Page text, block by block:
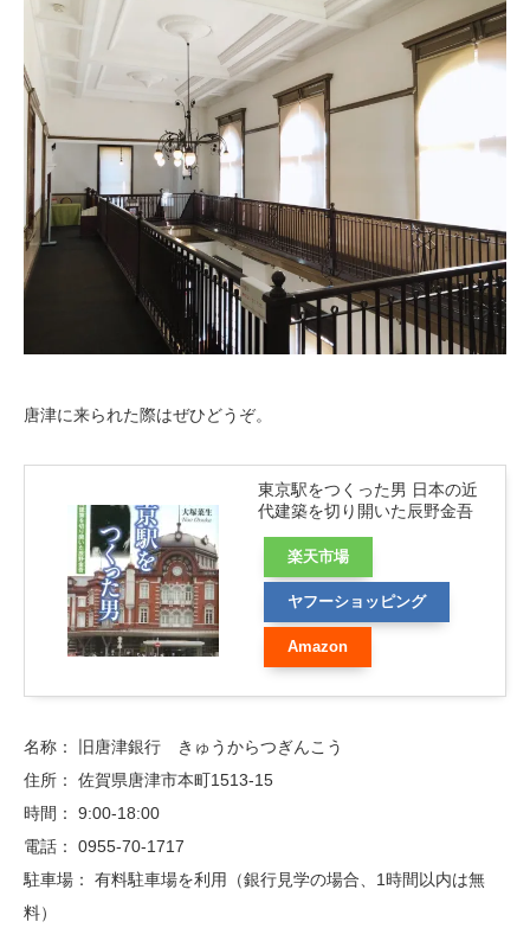
唐津に来られた際はぜひどうぞ。
東京駅をつくった男 日本の近
代建築を切り開いた辰野金吾
楽天市場
ヤフーショッピング
Amazon
名称： 旧唐津銀行 きゅうからつぎんこう
住所： 佐賀県唐津市本町1513-15
時間： 9:00-18:00
電話： 0955-70-1717
駐車場： 有料駐車場を利用（銀行見学の場合、1時間以内は無
料）